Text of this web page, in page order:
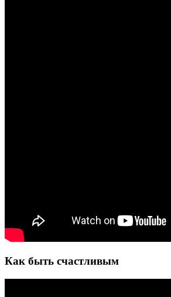
Как быть счастливым